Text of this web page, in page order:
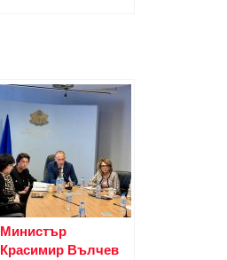
Министър
Красимир Вълчев